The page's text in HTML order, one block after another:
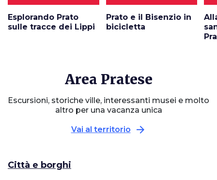
Esplorando Prato
sulle tracce dei Lippi
Prato e il Bisenzio in
bicicletta
Area Pratese
Escursioni, storiche ville, interessanti musei e molto
altro per una vacanza unica
Vai al territorio arrow_forward
Città e borghi